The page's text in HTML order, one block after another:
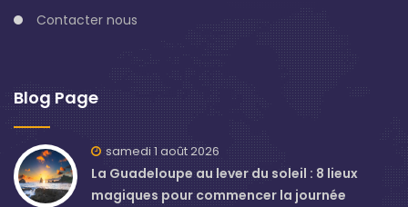
Contacter nous
Blog Page
samedi 1 août 2026
La Guadeloupe au lever du soleil : 8 lieux
magiques pour commencer la journée